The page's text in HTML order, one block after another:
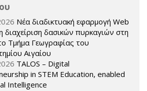
Νέα διαδικτυακή εφαρμογή Web
διαχείριση δασικών πυρκαγιών στη
Τμήμα Γεωγραφίας του
Αιγαίου
TALOS – Digital
in STEM Education, enabled
Intelligence